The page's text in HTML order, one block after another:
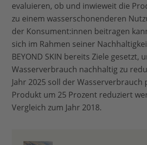
evaluieren, ob und inwieweit die
zu einem wasserschonenderen
der Konsument:innen beitragen
sich im Rahmen seiner
BEYOND SKIN bereits Ziele gesetzt,
Wasserverbrauch nachhaltig zu
Jahr 2025 soll der
Produkt um 25 Prozent reduziert
Vergleich zum Jahr 2018.